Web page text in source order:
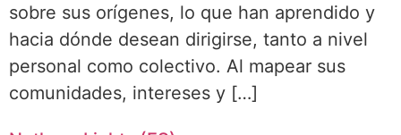
sobre sus orígenes, lo que han aprendido y
hacia dónde desean dirigirse, tanto a nivel
personal como colectivo. Al mapear sus
comunidades, intereses y […]